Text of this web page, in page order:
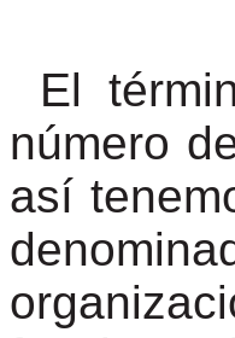
El
número
así